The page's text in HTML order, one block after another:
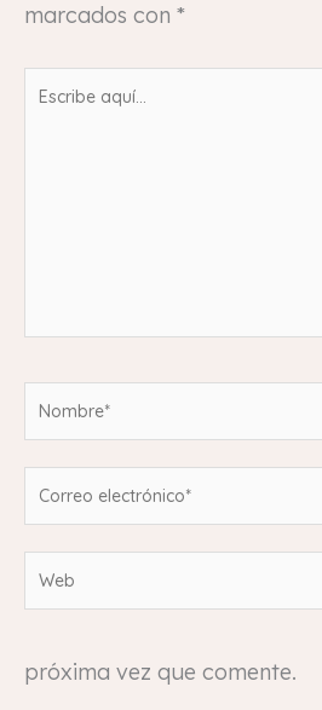
marcados con *
Escribe
Nombre*
Correo
electrónico*
Web
próxima vez que comente.